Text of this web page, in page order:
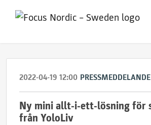
2022-04-19 12:00 PRESSMEDDELANDE
Ny mini allt-i-ett-lösning för
från YoloLiv